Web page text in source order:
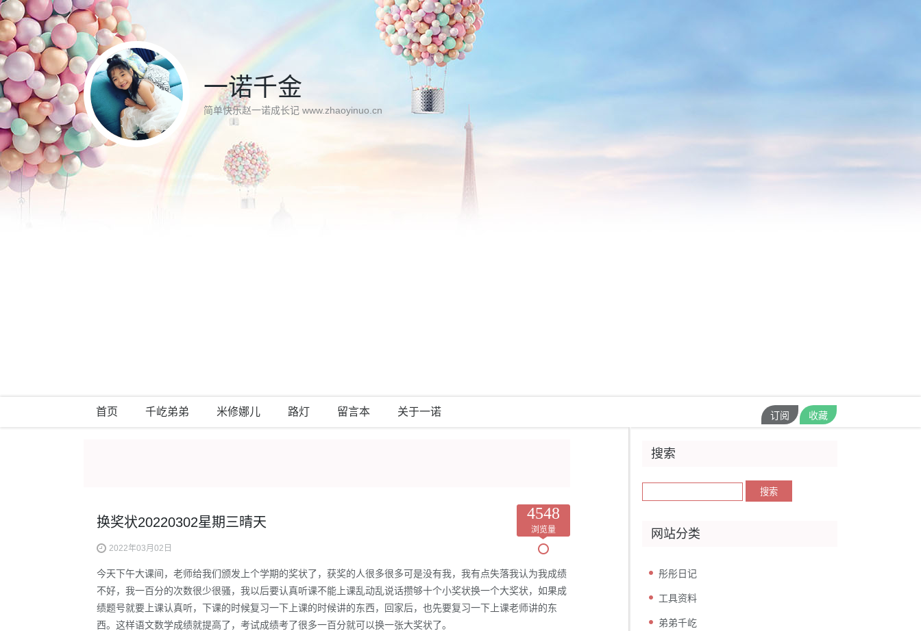
一诺千金
简单快乐赵一诺成长记 www.zhaoyinuo.cn
首页 千屹弟弟 米修娜儿 路灯 留言本 关于一诺 订阅 收藏
换奖状20220302星期三晴天
2022年03月02日
4548
浏览量
今天下午大课间，老师给我们颁发上个学期的奖状了，获奖的人很多很多可是没有我，我有点失落我认为我成绩
不好，我一百分的次数很少很骚，我以后要认真听课不能上课乱动乱说话攒够十个小奖状换一个大奖状，如果成
绩题号就要上课认真听，下课的时候复习一下上课的时候讲的东西，回家后，也先要复习一下上课老师讲的东
西。这样语文数学成绩就提高了，考试成绩考了很多一百分就可以换一张大奖状了。
搜索
网站分类
彤彤日记
工具资料
弟弟千屹